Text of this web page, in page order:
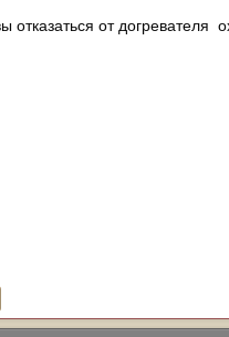
отказаться от